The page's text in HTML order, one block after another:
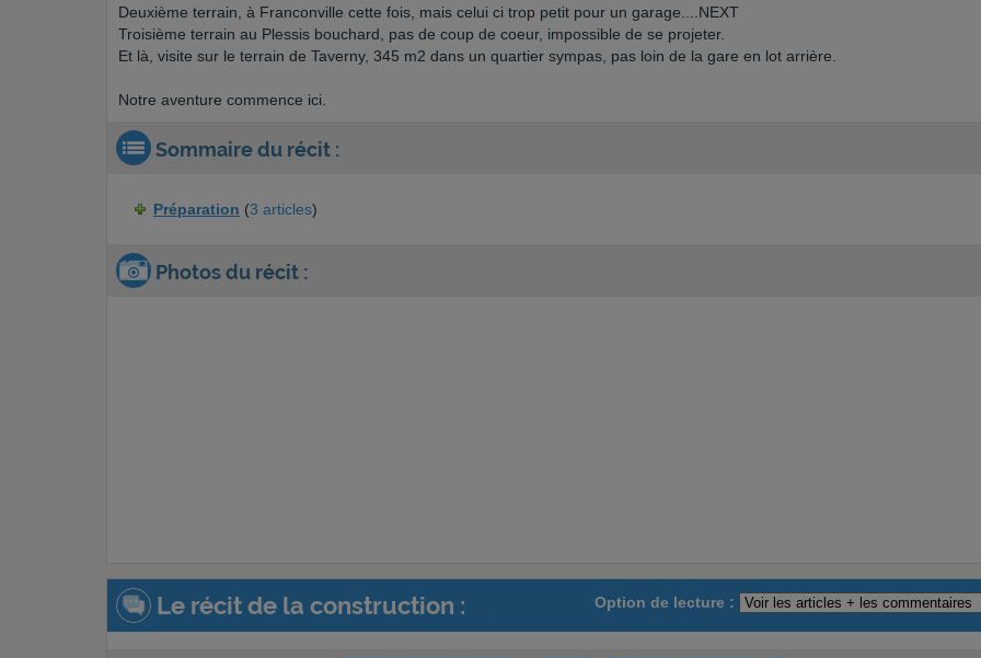
Deuxième terrain, à Franconville cette fois, mais celui ci trop petit pour un garage....NEXT
Troisième terrain au Plessis bouchard, pas de coup de coeur, impossible de se projeter.
Et là, visite sur le terrain de Taverny, 345 m2 dans un quartier sympas, pas loin de la gare en lot arrière.
Notre aventure commence ici.
Sommaire du récit :
Préparation (3 articles)
Photos du récit :
Option de lecture :
Le récit de la construction :